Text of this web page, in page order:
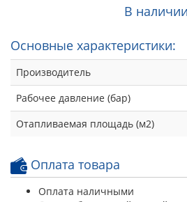
В наличии
Основные характеристики:
Производитель
Рабочее давление (бар)
Отапливаемая площадь (м2)
Оплата товара
Оплата наличными